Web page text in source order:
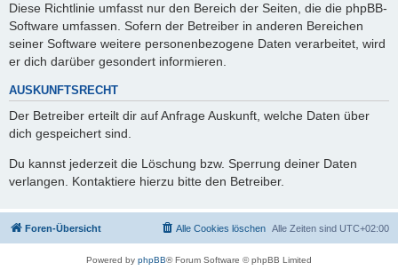
Diese Richtlinie umfasst nur den Bereich der Seiten, die die phpBB-
Software umfassen. Sofern der Betreiber in anderen Bereichen
seiner Software weitere personenbezogene Daten verarbeitet, wird
er dich darüber gesondert informieren.
AUSKUNFTSRECHT
Der Betreiber erteilt dir auf Anfrage Auskunft, welche Daten über
dich gespeichert sind.
Du kannst jederzeit die Löschung bzw. Sperrung deiner Daten
verlangen. Kontaktiere hierzu bitte den Betreiber.
Foren-Übersicht Alle Zeiten sind UTC+02:00
Alle Cookies löschen
Powered by phpBB® Forum Software © phpBB Limited